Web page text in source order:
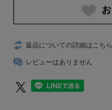
返品についての詳細はこちら
レビューはありません